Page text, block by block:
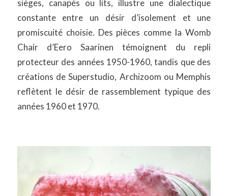
sièges, canapés ou lits, illustre une dialectique
constante entre un désir d’isolement et une
promiscuité choisie. Des pièces comme la Womb
Chair d’Eero Saarinen témoignent du repli
protecteur des années 1950-1960, tandis que des
créations de Superstudio, Archizoom ou Memphis
reflètent le désir de rassemblement typique des
années 1960 et 1970.